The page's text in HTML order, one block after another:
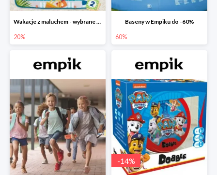
Wakacje z maluchem - wybrane zabawki Fisher-Price w Empiku-20%
20%
Baseny w Empiku do -60%
60%
-14%